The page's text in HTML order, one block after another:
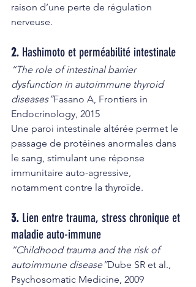
raison d’une perte de régulation
nerveuse.
2. Hashimoto et perméabilité intestinale
“The role of intestinal barrier
dysfunction in autoimmune thyroid
diseases”Fasano A, Frontiers in
Endocrinology, 2015
Une paroi intestinale altérée permet le
passage de protéines anormales dans
le sang, stimulant une réponse
immunitaire auto-agressive,
notamment contre la thyroïde.
3. Lien entre trauma, stress chronique et
maladie auto-immune
“Childhood trauma and the risk of
autoimmune disease”Dube SR et al.,
Psychosomatic Medicine, 2009